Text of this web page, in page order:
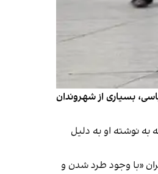
بسیاری از شهروندان
جامعه‌ای که به نوشته او به دلیل
«با وجود طرد شدن و